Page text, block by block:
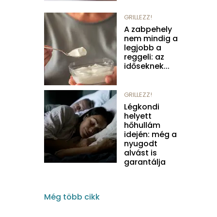
GRILLEZZ!
A zabpehely
nem mindig a
legjobb a
reggeli: az
időseknek...
GRILLEZZ!
Légkondi
helyett
hőhullám
idején: még a
nyugodt
alvást is
garantálja
Még több cikk